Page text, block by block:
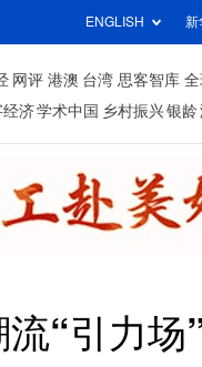
ENGLISH 新
网评 港澳 台湾 思客智库
经济学术中国 乡村振兴银龄
“引力